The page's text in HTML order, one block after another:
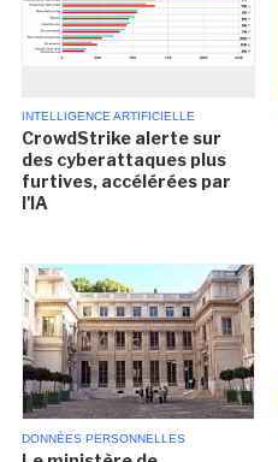
INTELLIGENCE ARTIFICIELLE
CrowdStrike alerte sur
des cyberattaques plus
furtives, accélérées par
l'IA
DONNÉES PERSONNELLES